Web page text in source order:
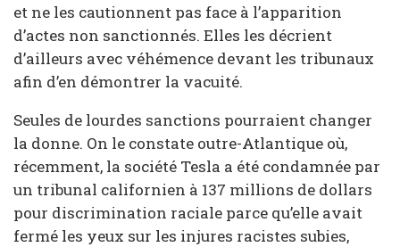
et ne les cautionnent pas face à l’apparition
d’actes non sanctionnés. Elles les décrient
d’ailleurs avec véhémence devant les tribunaux
afin d’en démontrer la vacuité.
Seules de lourdes sanctions pourraient changer
la donne. On le constate outre-Atlantique où,
récemment, la société Tesla a été condamnée par
un tribunal californien à 137 millions de dollars
pour discrimination raciale parce qu’elle avait
fermé les yeux sur les injures racistes subies,